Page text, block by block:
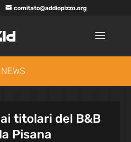
comitato@addiopizzo.org
titolari del B&B
Pisana